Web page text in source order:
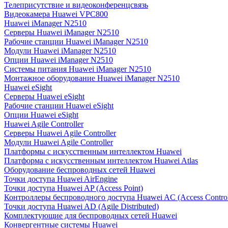
Телеприсутствие и видеоконференцсвязь
Видеокамера Huawei VPC800
Huawei iManager N2510
Серверы Huawei iManager N2510
Рабочие станции Huawei iManager N2510
Модули Huawei iManager N2510
Опции Huawei iManager N2510
Системы питания Huawei iManager N2510
Монтажное оборудование Huawei iManager N2510
Huawei eSight
Серверы Huawei eSight
Рабочие станции Huawei eSight
Опции Huawei eSight
Huawei Agile Controller
Серверы Huawei Agile Controller
Модули Huawei Agile Controller
Платформы с искусственным интеллектом Huawei
Платформа с искусственным интеллектом Huawei Atlas
Оборудование беспроводных сетей Huawei
Точки доступа Huawei AirEngine
Точки доступа Huawei AP (Access Point)
Контроллеры беспроводного доступа Huawei AC (Access
Точки доступа Huawei AD (Agile Distributed)
Комплектующие для беспроводных сетей Huawei
Конвергентные системы Huawei